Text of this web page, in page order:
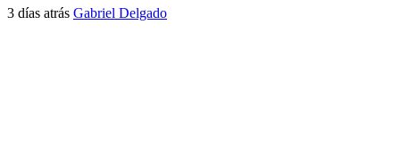
3 días atrás Gabriel Delgado